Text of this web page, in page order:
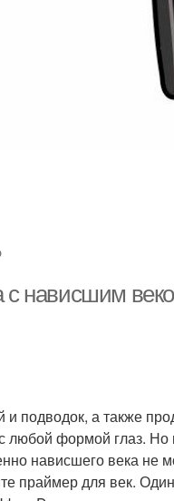
с нависшим
подводок, а также
любой формой глаз.
нависшего века не
праймер для век.